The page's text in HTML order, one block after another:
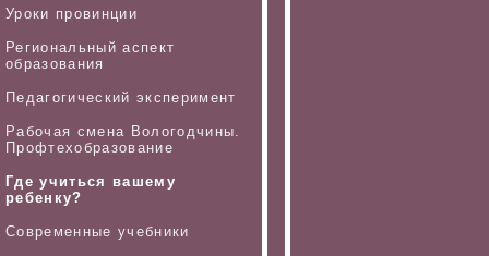
Уроки провинции
Региональный аспект
образования
Педагогический эксперимент
Рабочая смена Вологодчины.
Профтехобразование
Где учиться вашему
ребенку?
Современные учебники